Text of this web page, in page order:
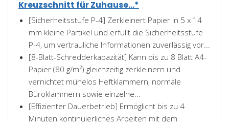
Kreuzschnitt für Zuhause...*
[Sicherheitsstufe P-4] Zerkleinert Papier in 5 x 14
mm kleine Partikel und erfüllt die Sicherheitsstufe
P-4, um vertrauliche Informationen zuverlässig vor...
[8-Blatt-Schredderkapazität] Kann bis zu 8 Blatt A4-
Papier (80 g/m²) gleichzeitig zerkleinern und
vernichtet mühelos Heftklammern, normale
Büroklammern sowie einzelne...
[Effizienter Dauerbetrieb] Ermöglicht bis zu 4
Minuten kontinuierliches Arbeiten mit dem